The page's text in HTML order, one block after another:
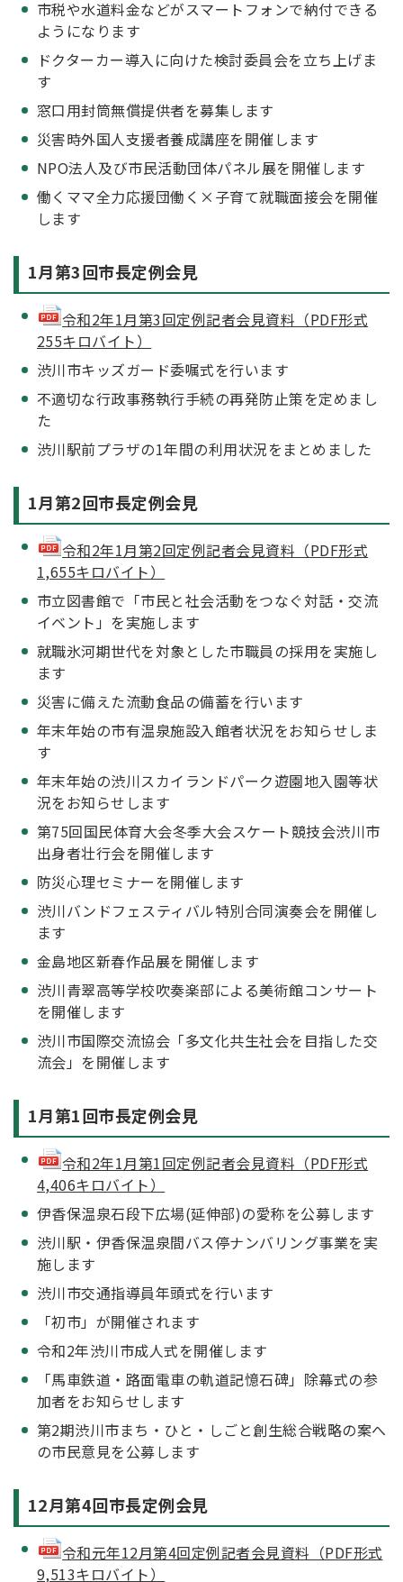
市税や水道料金などがスマートフォンで納付できる
ようになります
ドクターカー導入に向けた検討委員会を立ち上げま
す
窓口用封筒無償提供者を募集します
災害時外国人支援者養成講座を開催します
NPO法人及び市民活動団体パネル展を開催します
働くママ全力応援団働く×子育て就職面接会を開催
します
1月第3回市長定例会見
令和2年1月第3回定例記者会見資料（PDF形式
255キロバイト）
渋川市キッズガード委嘱式を行います
不適切な行政事務執行手続の再発防止策を定めまし
た
渋川駅前プラザの1年間の利用状況をまとめました
1月第2回市長定例会見
令和2年1月第2回定例記者会見資料（PDF形式
1,655キロバイト）
市立図書館で「市民と社会活動をつなぐ対話・交流
イベント」を実施します
就職氷河期世代を対象とした市職員の採用を実施し
ます
災害に備えた流動食品の備蓄を行います
年末年始の市有温泉施設入館者状況をお知らせしま
す
年末年始の渋川スカイランドパーク遊園地入園等状
況をお知らせします
第75回国民体育大会冬季大会スケート競技会渋川市
出身者壮行会を開催します
防災心理セミナーを開催します
渋川バンドフェスティバル特別合同演奏会を開催し
ます
金島地区新春作品展を開催します
渋川青翠高等学校吹奏楽部による美術館コンサート
を開催します
渋川市国際交流協会「多文化共生社会を目指した交
流会」を開催します
1月第1回市長定例会見
令和2年1月第1回定例記者会見資料（PDF形式
4,406キロバイト）
伊香保温泉石段下広場(延伸部)の愛称を公募します
渋川駅・伊香保温泉間バス停ナンバリング事業を実
施します
渋川市交通指導員年頭式を行います
「初市」が開催されます
令和2年渋川市成人式を開催します
「馬車鉄道・路面電車の軌道記憶石碑」除幕式の参
加者をお知らせします
第2期渋川市まち・ひと・しごと創生総合戦略の案へ
の市民意見を公募します
12月第4回市長定例会見
令和元年12月第4回定例記者会見資料（PDF形式
9,513キロバイト）